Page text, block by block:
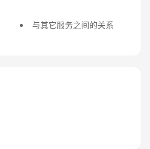
与其它服务之间的关系